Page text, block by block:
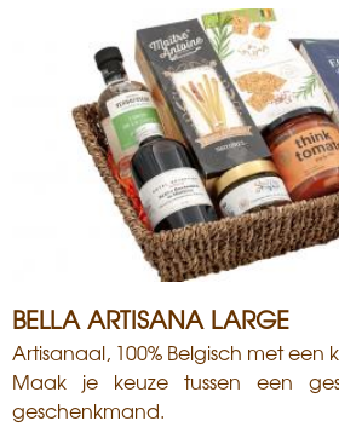
BELLA ARTISANA LARGE
Artisanaal, 100% Belgisch met
Maak je keuze tussen een
geschenkmand.